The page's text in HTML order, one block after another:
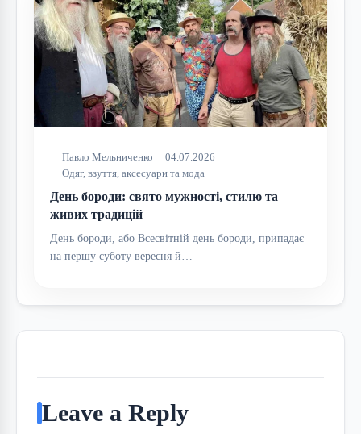
Павло Мельниченко
04.07.2026
Одяг, взуття, аксесуари та мода
День бороди: свято мужності, стилю та
живих традицій
День бороди, або Всесвітній день бороди, припадає
на першу суботу вересня й…
Leave a Reply